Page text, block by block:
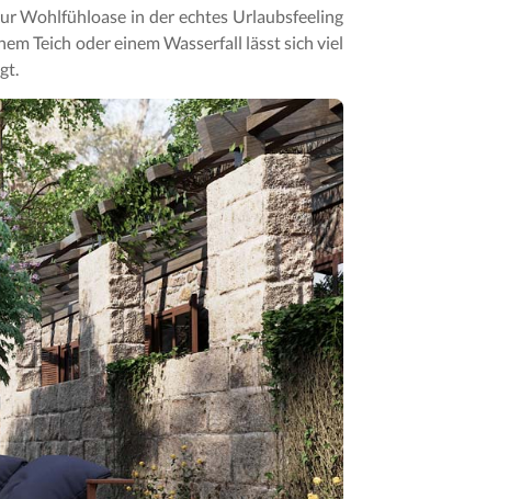
Wohlfühloase in der echtes Urlaubsfeeling
Teich oder einem Wasserfall lässt sich viel